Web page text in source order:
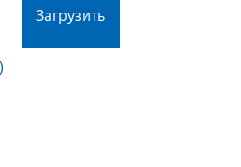
Загрузить